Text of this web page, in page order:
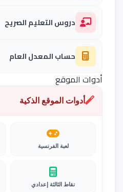
دروس التعليم الصريح
حساب المعدل العام
أدوات الموقع
أدوات الموقع الذكية
لعبة الفرنسية
نقاط الثالثة إعدادي